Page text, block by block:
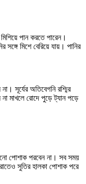
পান করতে পারেন।
সঙ্গে মিশে বেরিয়ে যায়। পানির
সূর্যের অতিবেগনি রশ্মির
মাখলে রোদে পুড়ে ট্যান পড়ে
পোশাক পরবেন না। সব সময়
সুতির হালকা পোশাক পরে